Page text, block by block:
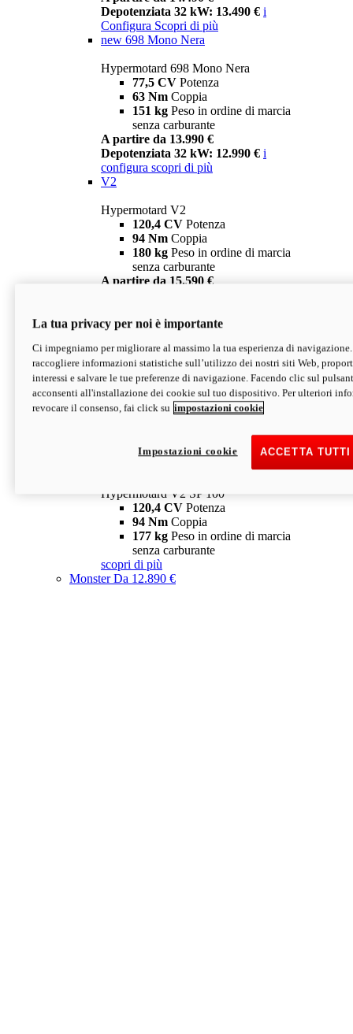
Depotenziata 32 kW: 13.490 € i
Configura Scopri di più
new 698 Mono Nera
Hypermotard 698 Mono Nera
77,5 CV Potenza
63 Nm Coppia
151 kg Peso in ordine di marcia
senza carburante
A partire da 13.990 €
Depotenziata 32 kW: 12.990 € i
configura scopri di più
V2
Hypermotard V2
120,4 CV Potenza
94 Nm Coppia
180 kg Peso in ordine di marcia
senza carburante
A partire da 15.590 €
V2 SP
Hypermotard V2 SP
120,4 CVPotenza
94 NmCoppia
177 kgPeso in ordine di marcia
senza carburante
Depotenziata 35 kW: 18.890 € i
configura scopri di più
Hypermotard V2 SP 100
120,4 CV Potenza
94 Nm Coppia
177 kg Peso in ordine di marcia
senza carburante
scopri di più
MonsterDa 12.890 €
La tua privacy per noi è importante
Ci impegniamo per migliorare al massimo la tua esperienza di
raccogliere informazioni statistiche sull’utilizzo dei nostri siti Web,
interessi e salvare le tue preferenze di navigazione. Facendo clic sul
acconsenti all'installazione dei cookie sul tuo dispositivo. Per ulteriori
revocare il consenso, fai click su impostazioni cookie
ACCETTA
Impostazioni cookie